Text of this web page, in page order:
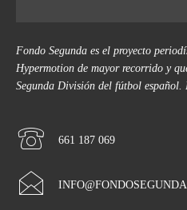
Fondo Segunda es el proyecto
Hypermotion de mayor recorrido y
Segunda División del fútbol español.
661 187 069